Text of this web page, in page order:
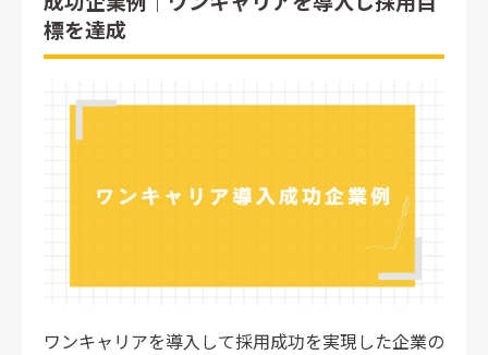
標を達成
ワンキャリアを導入して採用成功を実現した企業の